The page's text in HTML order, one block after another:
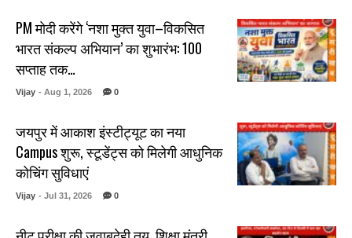
PM मोदी करेंगे ‘नशा मुक्त युवा–विकसित
भारत संकल्प अभियान’ का शुभारंभ: 100
सप्ताह तक…
Vijay - Aug 1, 2026 0
जयपुर में आकाश इंस्टीट्यूट का नया
Campus शुरू, स्टूडेंट्स को मिलेगी आधुनिक
कोचिंग सुविधाएं
Vijay - Jul 31, 2026 0